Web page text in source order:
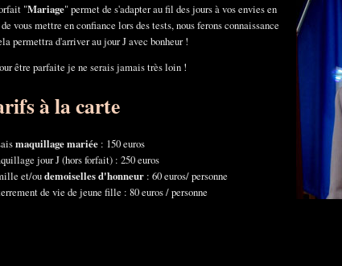
"Mariage" permet de s'adapter au fil des jours à vos envies en
vous mettre en confiance lors des tests, nous ferons connaissance
permettra d'arriver au jour J avec bonheur !
être parfaite je ne serais jamais très loin !
à la carte
maquillage mariée : 150 euros
jour J (hors forfait) : 250 euros
et/oudemoiselles d'honneur : 60 euros/ personne
de vie de jeune fille : 80 euros / personne